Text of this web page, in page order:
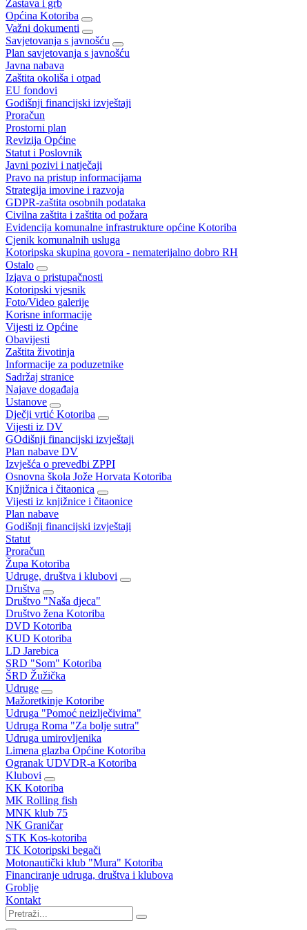
Zastava i grb
Općina Kotoriba
Važni dokumenti
Savjetovanja s javnošću
Plan savjetovanja s javnošću
Javna nabava
Zaštita okoliša i otpad
EU fondovi
Godišnji financijski izvještaji
Proračun
Prostorni plan
Revizija Općine
Statut i Poslovnik
Javni pozivi i natječaji
Pravo na pristup informacijama
Strategija imovine i razvoja
GDPR-zaštita osobnih podataka
Civilna zaštita i zaštita od požara
Evidencija komunalne infrastrukture općine Kotoriba
Cjenik komunalnih usluga
Kotoripska skupina govora - nematerijalno dobro RH
Ostalo
Izjava o pristupačnosti
Kotoripski vjesnik
Foto/Video galerije
Korisne informacije
Vijesti iz Općine
Obavijesti
Zaštita životinja
Informacije za poduzetnike
Sadržaj stranice
Najave događaja
Ustanove
Dječji vrtić Kotoriba
Vijesti iz DV
GOdišnji financijski izvještaji
Plan nabave DV
Izvješća o prevedbi ZPPI
Osnovna škola Jože Horvata Kotoriba
Knjižnica i čitaonica
Vijesti iz knjižnice i čitaonice
Plan nabave
Godišnji financijski izvještaji
Statut
Proračun
Župa Kotoriba
Udruge, društva i klubovi
Društva
Društvo "Naša djeca"
Društvo žena Kotoriba
DVD Kotoriba
KUD Kotoriba
LD Jarebica
SRD "Som" Kotoriba
ŠRD Žužička
Udruge
Mažoretkinje Kotoribe
Udruga "Pomoć neizlječivima"
Udruga Roma "Za bolje sutra"
Udruga umirovljenika
Limena glazba Općine Kotoriba
Ogranak UDVDR-a Kotoriba
Klubovi
KK Kotoriba
MK Rolling fish
MNK klub 75
NK Graničar
STK Kos-kotoriba
TK Kotoripski begači
Motonautički klub "Mura" Kotoriba
Financiranje udruga, društva i klubova
Groblje
Kontakt